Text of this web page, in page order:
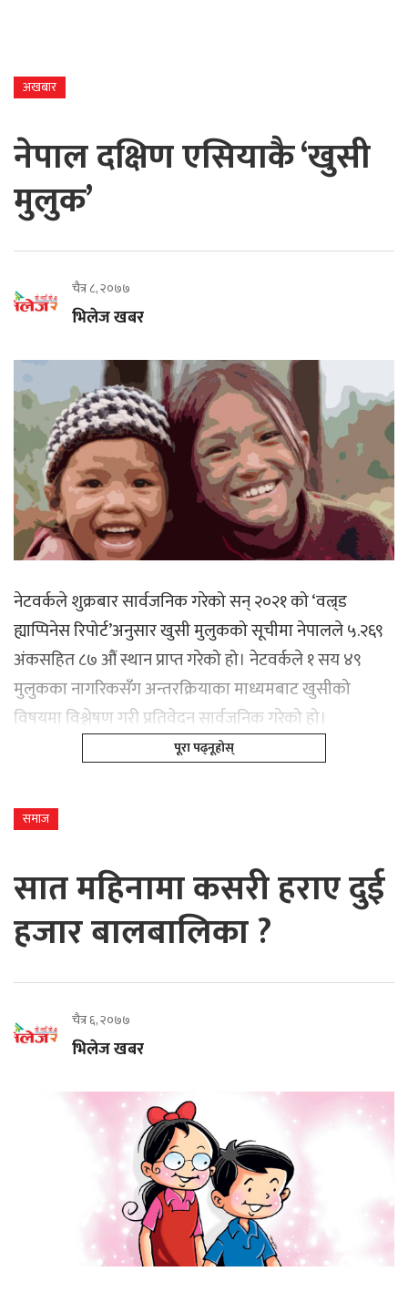
अखबार
नेपाल दक्षिण एसियाकै ‘खुसी
मुलुक’
चैत्र ८, २०७७
भिलेज खबर
नेटवर्कले शुक्रबार सार्वजनिक गरेको सन् २०२१ को ‘वल्र्ड
ह्याप्पिनेस रिपोर्ट’अनुसार खुसी मुलुकको सूचीमा नेपालले ५.२६९
अंकसहित ८७ औं स्थान प्राप्त गरेको हो। नेटवर्कले १ सय ४९
मुलुकका नागरिकसँग अन्तरक्रियाका माध्यमबाट खुसीको
विषयमा विश्लेषण गरी प्रतिवेदन सार्वजनिक गरेको हो।
पूरा पढ्नूहोस्
समाज
सात महिनामा कसरी हराए दुई
हजार बालबालिका ?
चैत्र ६, २०७७
भिलेज खबर